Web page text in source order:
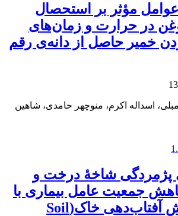
مؤثر بر استحصال
در حرارت و زمان‌های
خمیر حاصل از دانه‌ی رقم
اسداله اکرم، منوچهر حامدی، شاهین
پژمردگی شاخۀ درخت و
جمعیت عامل بیماری با
استفاده از روش آفتاب‌دهی خاک(Soil